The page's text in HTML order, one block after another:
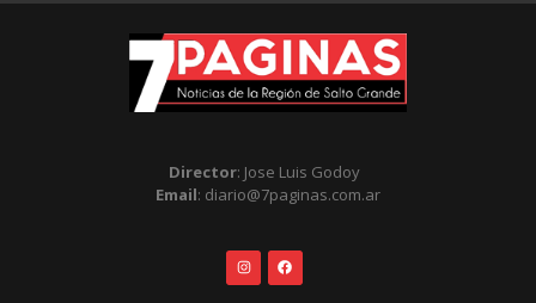
Director: Jose Luis Godoy
Email: diario@7paginas.com.ar